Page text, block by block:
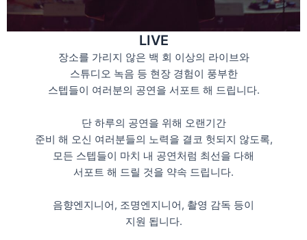
LIVE
장소를 가리지 않은 백 회 이상의 라이브와
스튜디오 녹음 등 현장 경험이 풍부한
스텝들이 여러분의 공연을 서포트 해 드립니다.
단 하루의 공연을 위해 오랜기간
준비 해 오신 여러분들의 노력을 결코 헛되지 않도록,
모든 스텝들이 마치 내 공연처럼 최선을 다해
서포트 해 드릴 것을 약속 드립니다.
음향엔지니어, 조명엔지니어, 촬영 감독 등이
지원 됩니다.